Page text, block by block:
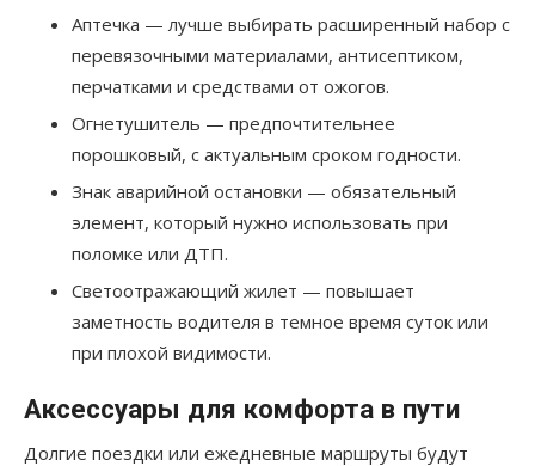
Аптечка — лучше выбирать расширенный набор с
перевязочными материалами, антисептиком,
перчатками и средствами от ожогов.
Огнетушитель — предпочтительнее
порошковый, с актуальным сроком годности.
Знак аварийной остановки — обязательный
элемент, который нужно использовать при
поломке или ДТП.
Светоотражающий жилет — повышает
заметность водителя в темное время суток или
при плохой видимости.
Аксессуары для комфорта в пути
Долгие поездки или ежедневные маршруты будут